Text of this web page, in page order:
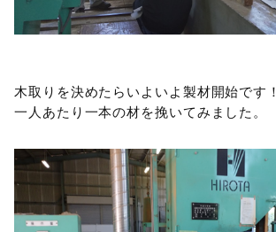
木取りを決めたらいよいよ製材開始です！
一人あたり一本の材を挽いてみました。